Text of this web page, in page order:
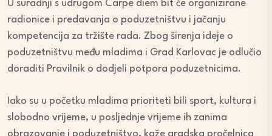
U suradnji s udrugom Carpe diem bit će organizirane
radionice i predavanja o poduzetništvu i jačanju
kompetencija za tržište rada. Zbog širenja ideje o
poduzetništvu među mladima i Grad Karlovac je odlučio
doraditi Pravilnik o dodjeli potpora poduzetnicima.
Iako su u početku mladima prioriteti bili sport, kultura i
slobodno vrijeme, u posljednje vrijeme ih zanima
obrazovanje i poduzetništvo, kaže gradska pročelnica